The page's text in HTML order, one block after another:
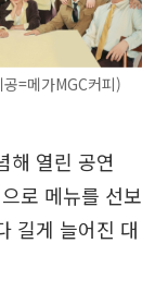
=메가MGC커피)
해 열린 공연
로 메뉴를 선보
길게 늘어진 대